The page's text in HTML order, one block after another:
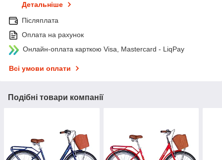
Детальніше
Післяплата
Оплата на рахунок
Онлайн-оплата карткою Visa, Mastercard - LiqPay
Всі умови оплати
Подібні товари компанії